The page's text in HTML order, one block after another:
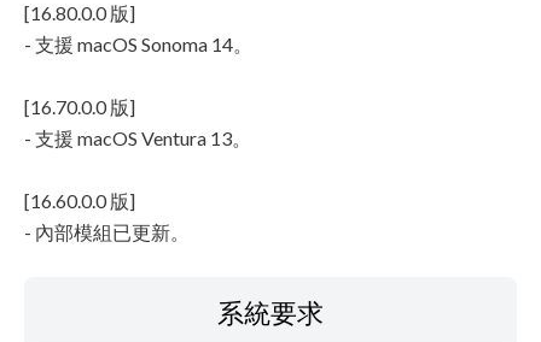
[16.80.0.0 版]
- 支援 macOS Sonoma 14。
[16.70.0.0 版]
- 支援 macOS Ventura 13。
[16.60.0.0 版]
- 內部模組已更新。
系統要求